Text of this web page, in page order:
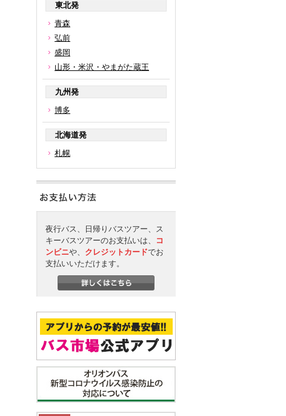
東北発
青森
弘前
盛岡
山形・米沢・やまがた蔵王
九州発
博多
北海道発
札幌
夜行バス、日帰りバスツアー、ス
キーバスツアーのお支払いは、
コ
ンビニや、 クレジットカードでお
支払いいただけます。